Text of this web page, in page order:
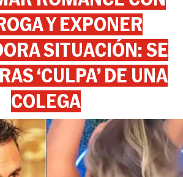
Instagram
Y EXPONER
SITUACIÓN: SE
‘CULPA’ DE UNA
COLEGA